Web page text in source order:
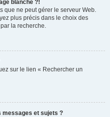
blanche ?!
que ne peut gérer le serveur Web.
plus précis dans le choix des
la recherche.
sur le lien « Rechercher un
messages et sujets ?